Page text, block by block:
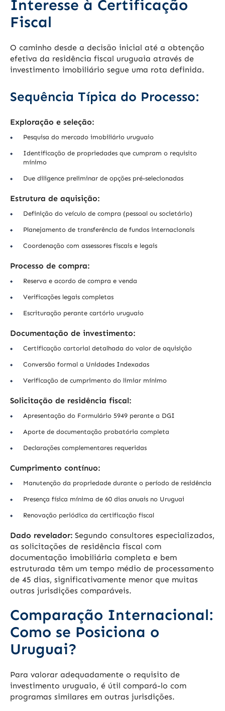
Interesse à Certificação
Fiscal
O caminho desde a decisão inicial até a obtenção
efetiva da residência fiscal uruguaia através de
investimento imobiliário segue uma rota definida.
Sequência Típica do Processo:
Exploração e seleção:
Pesquisa do mercado imobiliário uruguaio
Identificação de propriedades que cumpram o requisito
mínimo
Due diligence preliminar de opções pré-selecionadas
Estrutura de aquisição:
Definição do veículo de compra (pessoal ou societário)
Planejamento de transferência de fundos internacionais
Coordenação com assessores fiscais e legais
Processo de compra:
Reserva e acordo de compra e venda
Verificações legais completas
Escrituração perante cartório uruguaio
Documentação de investimento:
Certificação cartorial detalhada do valor de aquisição
Conversão formal a Unidades Indexadas
Verificação de cumprimento do limiar mínimo
Solicitação de residência fiscal:
Apresentação do Formulário 5949 perante a DGI
Aporte de documentação probatória completa
Declarações complementares requeridas
Cumprimento contínuo:
Manutenção da propriedade durante o período de residência
Presença física mínima de 60 dias anuais no Uruguai
Renovação periódica da certificação fiscal
Dado revelador: Segundo consultores especializados,
as solicitações de residência fiscal com
documentação imobiliária completa e bem
estruturada têm um tempo médio de processamento
de 45 dias, significativamente menor que muitas
outras jurisdições comparáveis.
Comparação Internacional:
Como se Posiciona o
Uruguai?
Para valorar adequadamente o requisito de
investimento uruguaio, é útil compará-lo com
programas similares em outras jurisdições.